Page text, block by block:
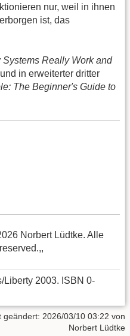
nur, weil in ihnen
ist, das
Really Work and
in erweiterter dritter
The Beginner's Guide to
Norbert Lüdtke. Alle
Liberty 2003. ISBN 0-
geändert: 2026/03/10 03:22 von
Norbert Lüdtke